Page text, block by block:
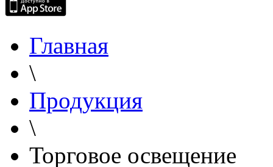
Главная
\
Продукция
\
Торговое освещение